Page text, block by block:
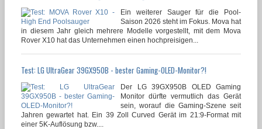
Ein weiterer Sauger für die Pool-
Saison 2026 steht im Fokus. Mova hat
in diesem Jahr gleich mehrere Modelle vorgestellt, mit dem Mova
Rover X10 hat das Unternehmen einen hochpreisigen...
Test: LG UltraGear 39GX950B - bester Gaming-OLED-Monitor?!
Der LG 39GX950B OLED Gaming
Monitor dürfte vermutlich das Gerät
sein, worauf die Gaming-Szene seit
Jahren gewartet hat. Ein 39 Zoll Curved Gerät im 21:9-Format mit
einer 5K-Auflösung bzw....